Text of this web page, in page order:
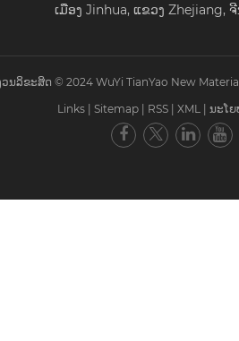
ເມືອງ Jinhua, ແຂວງ Zhejiang,
ນລິຂະສິດ © 2024 WuYi TianYao New
Links | Sitemap | RSS | XML | ນະໂຍ